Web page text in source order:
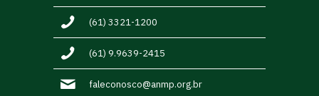
(61) 3321-1200
(61) 9.9639-2415
faleconosco@anmp.org.br